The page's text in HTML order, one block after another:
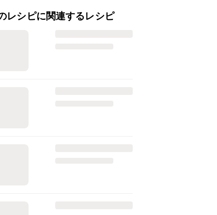
レシピに関連するレシピ